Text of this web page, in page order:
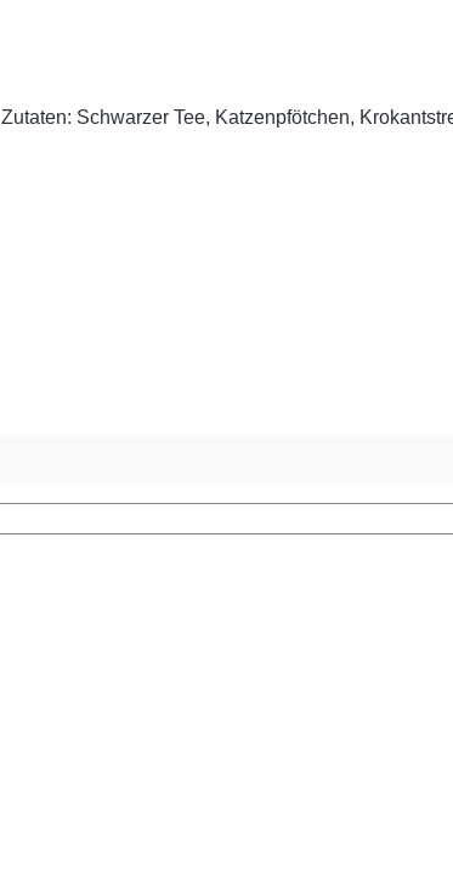
Cremig - zart, mild im Geschmack. Ziehzeit: 2-3 min Temperatur: 100 °C Menge pro Tasse: 1 TL Zutaten: Schwarzer Tee,